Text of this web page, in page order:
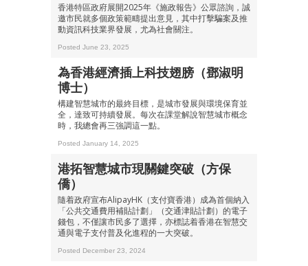
香港特區政府展開2025年《施政報告》公眾諮詢，誠
邀市民就多個政策範疇提出意見，其中打擊騙案及推
動資訊科技業界發展，尤為社會關注。
Posted June 23, 2025
為香港經濟插上科技翅膀（鄧淑明
博士）
構建智慧城市的最終目標，是城市發展與環境保育並
全，達致可持續發展。每次在課堂解說智慧城市概念
時，我總會再三強調這一點。
Posted January 14, 2025
港拓智慧城市現關鍵突破（方保
僑）
隨着政府宣布AlipayHK（支付寶香港）成為首個納入
「公共交通費用補貼計劃」（交通津貼計劃）的電子
錢包，不僅讓市民多了選擇，亦標誌着香港在智慧交
通與電子支付普及化進程的一大突破。
Posted December 23, 2024